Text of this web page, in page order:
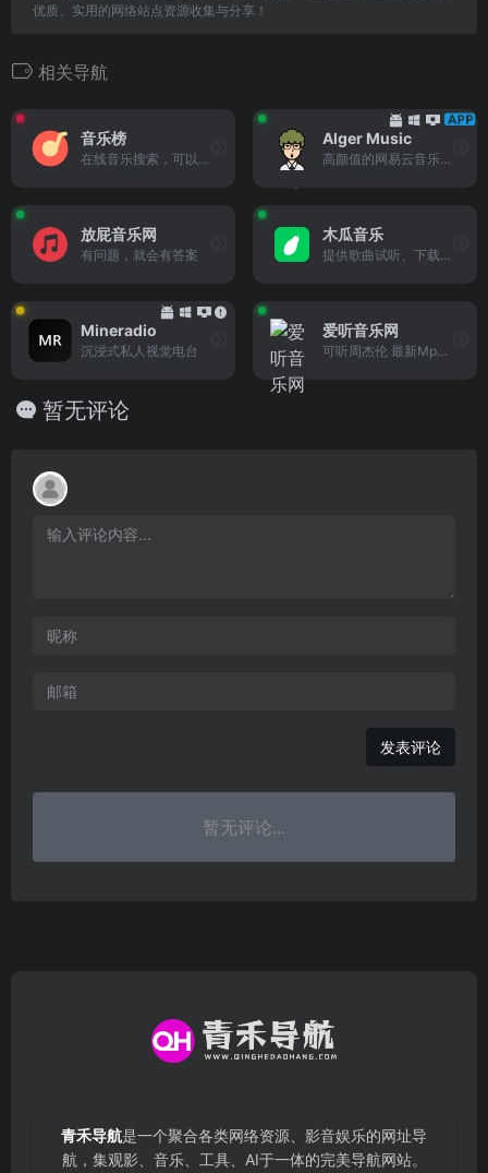
优质、实用的网络站点资源收集与分享！
相关导航
音乐榜
在线音乐搜索，可以在线免费...
Alger Music
高颜值的网易云音乐第三方播放器
放屁音乐网
有问题，就会有答案
木瓜音乐
提供歌曲试听、下载的音乐网站
Mineradio
沉浸式私人视觉电台
爱听音乐网
可听周杰伦 最新Mp3歌曲免费下载
暂无评论
发表评论
暂无评论...
青禾导航是一个聚合各类网络资源、影音娱乐的网址导
航，集观影、音乐、工具、AI于一体的完美导航网站。